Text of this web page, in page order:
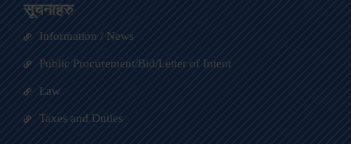
सूचनाहरु
Information / News
Public Procurement/Bid/Letter of Intent
Law
Taxes and Duties